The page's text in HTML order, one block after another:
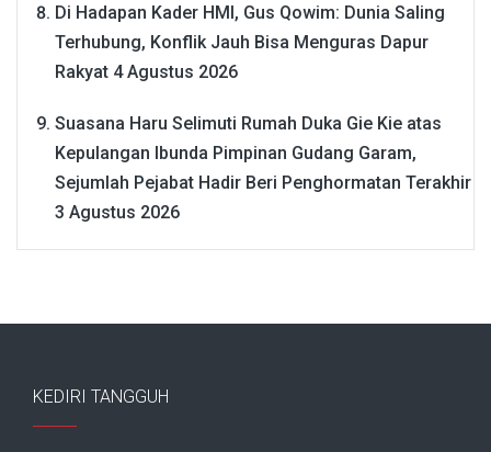
Di Hadapan Kader HMI, Gus Qowim: Dunia Saling
Terhubung, Konflik Jauh Bisa Menguras Dapur
Rakyat 4 Agustus 2026
Suasana Haru Selimuti Rumah Duka Gie Kie atas
Kepulangan Ibunda Pimpinan Gudang Garam,
Sejumlah Pejabat Hadir Beri Penghormatan Terakhir
3 Agustus 2026
KEDIRI TANGGUH